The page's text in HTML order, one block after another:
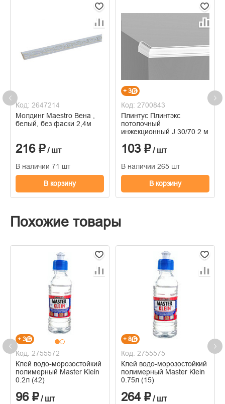
Код: 2647214
Молдинг Maestro Вена ,
белый, без фаски 2,4м
216 ₽/ шт
В наличии 71 шт
В корзину
+ 3
Код: 2700843
Плинтус Плинтэкс
потолочный
инжекционный J 30/70 2 м
103 ₽/ шт
В наличии 265 шт
В корзину
Похожие товары
+ 3
Код: 2755572
Клей водо-морозостойкий
полимерный Master Klein
0.2л (42)
96 ₽/ шт
+ 8
Код: 2755575
Клей водо-морозостойкий
полимерный Master Klein
0.75л (15)
264 ₽/ шт